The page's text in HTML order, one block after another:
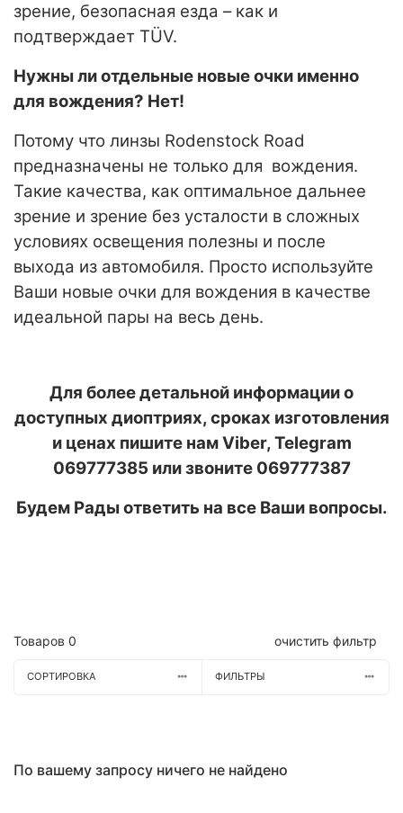
зрение, безопасная езда – как и
подтверждает TÜV.
Нужны ли отдельные новые очки именно
для вождения? Нет!
Потому что линзы Rodenstock Road
предназначены не только для вождения.
Такие качества, как оптимальное дальнее
зрение и зрение без усталости в сложных
условиях освещения полезны и после
выхода из автомобиля. Просто используйте
Ваши новые очки для вождения в качестве
идеальной пары на весь день.
Для более детальной информации о
доступных диоптриях, сроках изготовления
и ценах пишите нам Viber, Telegram
069777385 или звоните 069777387
Будем Рады ответить на все Ваши вопросы.
Товаров 0 очистить фильтр
СОРТИРОВКА ФИЛЬТРЫ
По вашему запросу ничего не найдено